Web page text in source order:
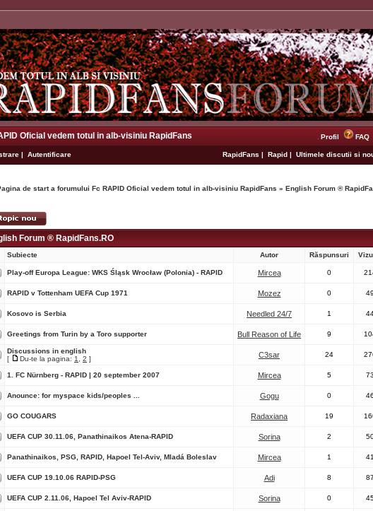
Oficial vedem totul in alb-visiniu RapidFans Profil FAQ
| Autentificare RapidFans | Rapid | Ultimele discutii si
de start a forumului Fc RAPID Oficial vedem totul in alb-visiniu RapidFans » English Forum ®
Forum ® RapidFans.RO
Subiecte Autor Răspunsuri
Play-off Europa League: WKS Śląsk Wrocław (Polonia) - RAPID Mircea 0
RAPID v Tottenham UEFA Cup 1971 Mozez 0
Kosovo is Serbia Needled 24/7 1
Greetings from Turin by a Toro supporter Bull Reason of Life 9
Discussions in english
[
Du-te la pagina: 1 2 ] C3sar 24
1. FC Nürnberg - RAPID | 20 september 2007 Mircea 5
Anounce: for myspace kids/peoples ... Gogu 0
GO COUGARS Radaxiana 19
UEFA CUP 30.11.06, Panathinaikos Atena-RAPID Sorina 2
Panathinaikos, PSG, RAPID, Hapoel Tel-Aviv, Mladá Boleslav Mircea 1
UEFA CUP 19.10.06 RAPID-PSG Adi 8
UEFA CUP 2.11.06, Hapoel Tel Aviv-RAPID Sorina 0